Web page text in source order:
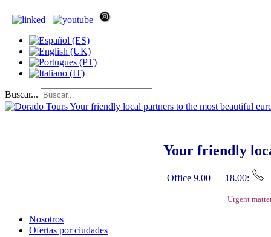
Buscar...
Your friendly
Office 9.00 — 18.00:
Urgent
Nosotros
Ofertas por ciudades